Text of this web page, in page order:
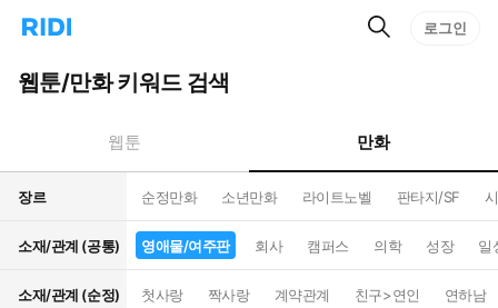
리
홈
으
턴
트
검
로그인
웹툰/만화 키워드 검색
웹툰 만화
장르 순정만화 소년만화 라이트노벨 판타지/SF
소재/관계 (공통) 영애물/여주판 회사 캠퍼스 의학 성장 일
소재/관계 (순정) 첫사랑 짝사랑 계약관계 친구>연인 연하남